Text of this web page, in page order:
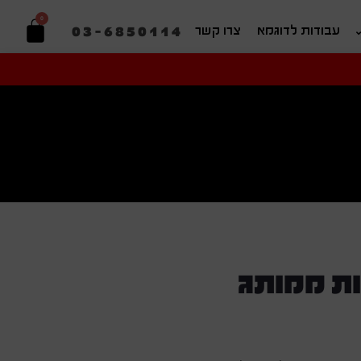
עבודות לדוגמא צרו קשר 03-6850114
0
ממותג